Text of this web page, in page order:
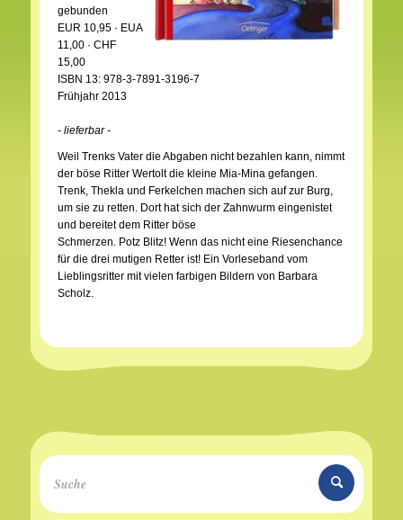
gebunden
EUR 10,95 · EUA
11,00 · CHF
15,00
ISBN 13: 978-3-7891-3196-7
Frühjahr 2013
- lieferbar -
Weil Trenks Vater die Abgaben nicht bezahlen kann, nimmt
der böse Ritter Wertolt die kleine Mia-Mina gefangen.
Trenk, Thekla und Ferkelchen machen sich auf zur Burg,
um sie zu retten. Dort hat sich der Zahnwurm eingenistet
und bereitet dem Ritter böse
Schmerzen. Potz Blitz! Wenn das nicht eine Riesenchance
für die drei mutigen Retter ist! Ein Vorleseband vom
Lieblingsritter mit vielen farbigen Bildern von Barbara
Scholz.